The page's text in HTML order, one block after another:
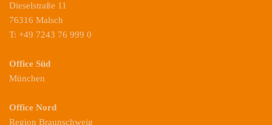
Dieselstraße 11
76316 Malsch
T: +49 7243 76 999 0
Office Süd
München
Office Nord
Region Braunschweig